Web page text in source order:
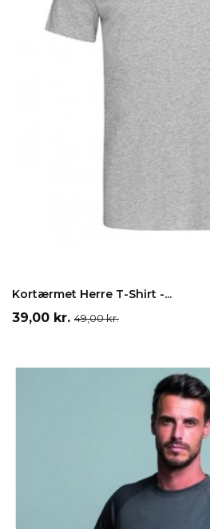
Kortærmet Herre T-Shirt -...
Pris
39,00 kr. Normalpris
49,00 kr.